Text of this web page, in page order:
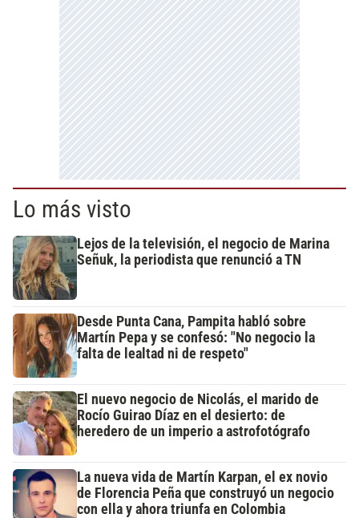
Lo más visto
Lejos de la televisión, el negocio de Marina
Señuk, la periodista que renunció a TN
Desde Punta Cana, Pampita habló sobre
Martín Pepa y se confesó: "No negocio la
falta de lealtad ni de respeto"
El nuevo negocio de Nicolás, el marido de
Rocío Guirao Díaz en el desierto: de
heredero de un imperio a astrofotógrafo
La nueva vida de Martín Karpan, el ex novio
de Florencia Peña que construyó un negocio
con ella y ahora triunfa en Colombia